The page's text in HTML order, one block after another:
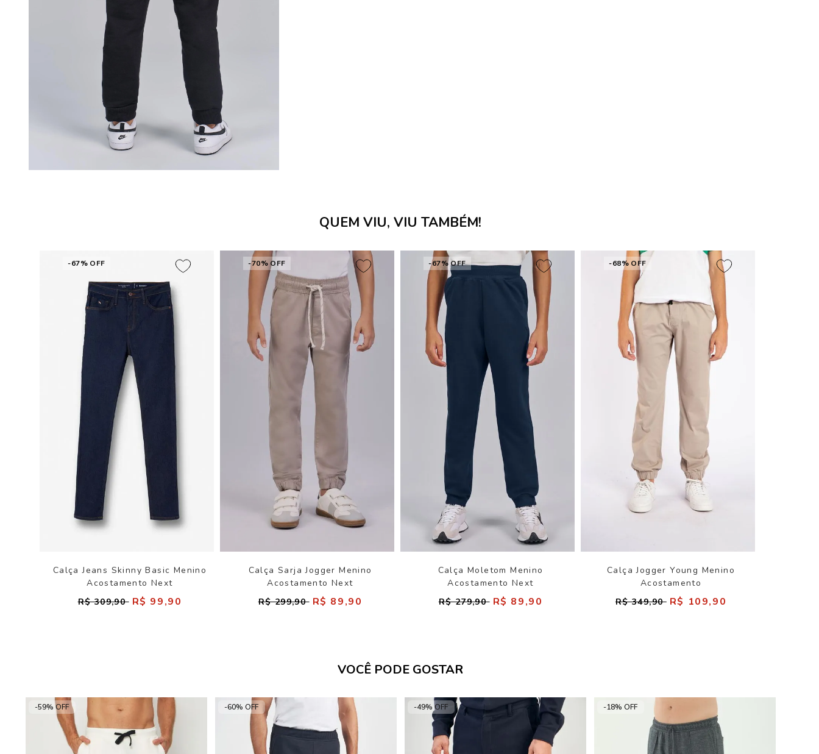
QUEM VIU, VIU TAMBÉM!
-67% OFF
Calça Jeans Skinny Basic Menino
Acostamento Next
R$ 309,90 R$ 99,90
-70% OFF
Calça Sarja Jogger Menino
Acostamento Next
R$ 299,90 R$ 89,90
-67% OFF
Calça Moletom Menino
Acostamento Next
R$ 279,90 R$ 89,90
-68% OFF
Calça Jogger Young Menino
Acostamento
R$ 349,90 R$ 109,90
VOCÊ PODE GOSTAR
-59% OFF -60% OFF -49% OFF -18% OFF